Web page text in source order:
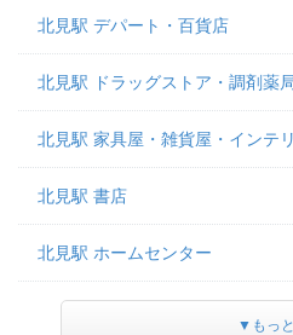
北見駅 デパート・百貨店
北見駅 ドラッグストア・調剤薬
北見駅 家具屋・雑貨屋・インテ
北見駅 書店
北見駅 ホームセンター
▼もっ